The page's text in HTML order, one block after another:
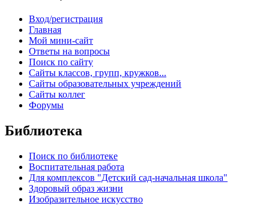
Вход/регистрация
Главная
Мой мини-сайт
Ответы на вопросы
Поиск по сайту
Сайты классов, групп, кружков...
Сайты образовательных учреждений
Сайты коллег
Форумы
Библиотека
Поиск по библиотеке
Воспитательная работа
Для комплексов "Детский сад-начальная школа"
Здоровый образ жизни
Изобразительное искусство